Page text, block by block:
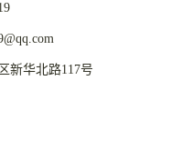
新华北路117号